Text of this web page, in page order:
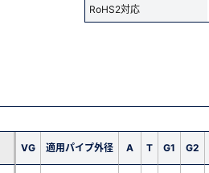
RoHS2対応
VG 適用パイプ外径 A T G1 G2